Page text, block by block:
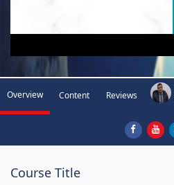
Overview Content Reviews
Course Title